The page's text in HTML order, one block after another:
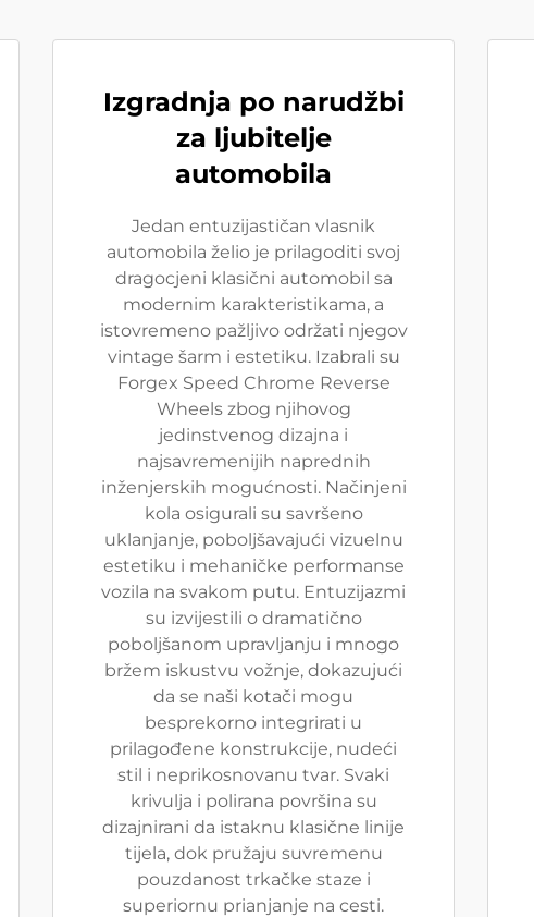
Izgradnja po narudžbi
za ljubitelje
automobila
Jedan entuzijastičan vlasnik
automobila želio je prilagoditi svoj
dragocjeni klasični automobil sa
modernim karakteristikama, a
istovremeno pažljivo održati njegov
vintage šarm i estetiku. Izabrali su
Forgex Speed Chrome Reverse
Wheels zbog njihovog
jedinstvenog dizajna i
najsavremenijih naprednih
inženjerskih mogućnosti. Načinjeni
kola osigurali su savršeno
uklanjanje, poboljšavajući vizuelnu
estetiku i mehaničke performanse
vozila na svakom putu. Entuzijazmi
su izvijestili o dramatično
poboljšanom upravljanju i mnogo
bržem iskustvu vožnje, dokazujući
da se naši kotači mogu
besprekorno integrirati u
prilagođene konstrukcije, nudeći
stil i neprikosnovanu tvar. Svaki
krivulja i polirana površina su
dizajnirani da istaknu klasične linije
tijela, dok pružaju suvremenu
pouzdanost trkačke staze i
superiornu prianjanje na cesti.